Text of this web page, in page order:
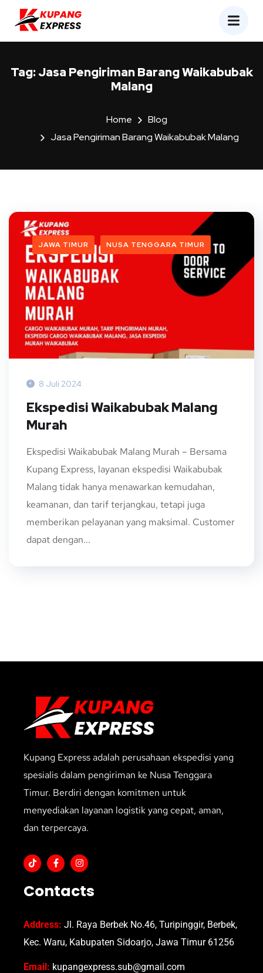
Tag:Jasa Pengiriman Barang Waikabubak
Malang
Home
Blog
Jasa Pengiriman Barang Waikabubak Malang
JAWA TIMUR NUSA TENGGARA TIMUR
8 Juli 2024
Ekspedisi Waikabubak Malang
Murah
Ekspedisi Waikabubak Malang Murah – Bersama
Kupang Express, layanan ekspedisi Waikabubak
Malang tidak hanya menawarkan kemudahan,
keamanan, dan tarif terjangkau, tetapi juga
memberikan pelayanan yang maksimal. Customer
dapat dengan...
Kupang Express adalah perusahaan ekspedisi yang
spesialis dalam pengiriman ke Nusa Tenggara
Timur. Berdiri dengan komitmen untuk
menyediakan layanan logistik yang cepat, aman,
dan terpercaya.
Contacts
Address: Jl. Raya Berbek No.46, Turipinggir, Berbek,
Kec. Waru, Kabupaten Sidoarjo, Jawa Timur 61256
Email: kupangexpress.sub@gmail.com